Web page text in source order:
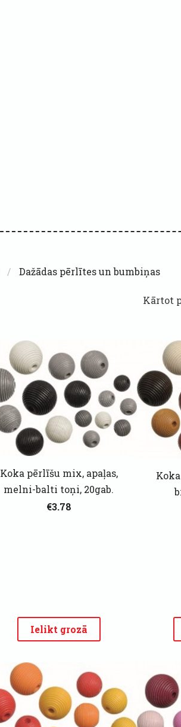
Dažādas pērlītes un bumbiņas
Kārtot
Koka pērlīšu mix, apaļas,
melni-balti toņi, 20gab.
€3.78
Ielikt grozā